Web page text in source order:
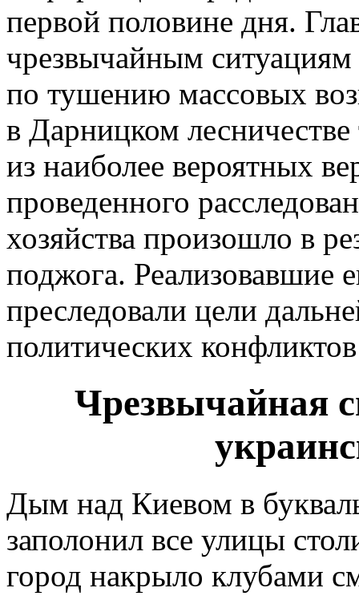
первой половине дня.
чрезвычайным
по тушению массовых
в Дарницком
из наиболее вероятных
проведенного
хозяйства произошло в
поджога. Реализовавшие
преследовали цели
политических
Чрезвычайная
Дым над Киевом в
заполонил все улицы
город накрыло клубами